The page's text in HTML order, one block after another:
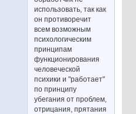
использовать, так как
он противоречит
всем возможным
психологическим
принципам
функционирования
человеческой
психики и "работает"
по принципу
убегания от проблем,
отрицания, прятания